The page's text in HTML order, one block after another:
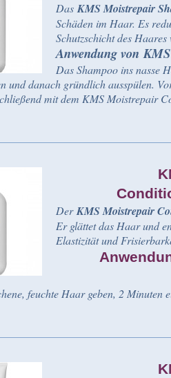
Das KMS Moistrepair
Schäden im Haar. Es
Schutzschicht des Haares
Anwendung von
Das Shampoo ins nasse
und danach gründlich ausspülen.
mit dem KMS Moistrepair
DerKMS Moistrepair
Er glättet das Haar und
Elastizität und
feuchte Haar geben, 2